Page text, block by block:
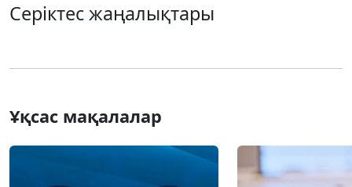
Серіктес жаңалықтары
Ұқсас мақалалар